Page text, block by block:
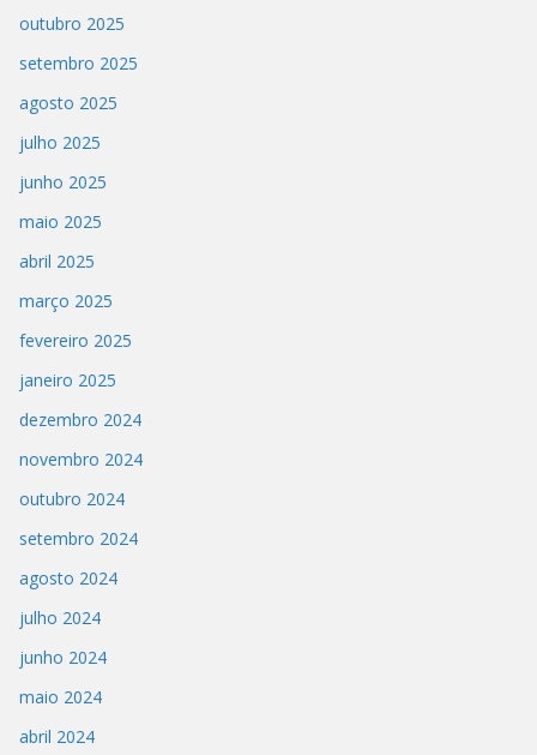
outubro 2025
setembro 2025
agosto 2025
julho 2025
junho 2025
maio 2025
abril 2025
março 2025
fevereiro 2025
janeiro 2025
dezembro 2024
novembro 2024
outubro 2024
setembro 2024
agosto 2024
julho 2024
junho 2024
maio 2024
abril 2024